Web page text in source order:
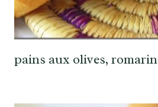
pains aux olives, romarin